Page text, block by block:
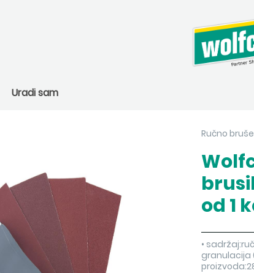
Uradi sam
Ručno
od 1
•
granulacija